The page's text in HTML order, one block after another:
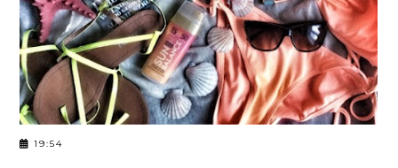
19:54